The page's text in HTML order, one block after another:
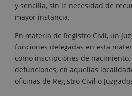
y sencilla, sin la necesidad de
mayor instancia.
En materia de Registro Civil, un
funciones delegadas en esta
como inscripciones de
defunciones, en aquellas
oficinas de Registro Civil o